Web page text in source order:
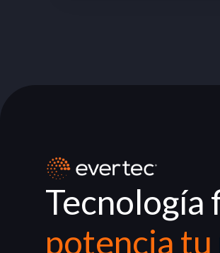
Tecnología
potencia tu